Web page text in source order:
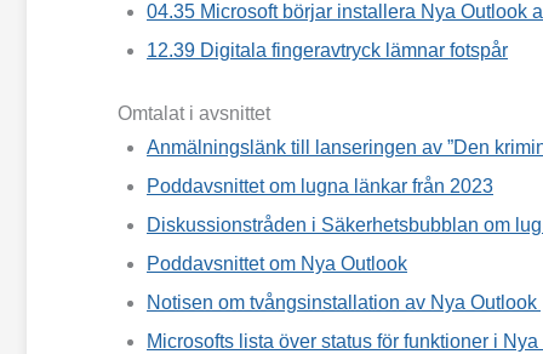
04.35 Microsoft börjar installera Nya Outlook
12.39 Digitala fingeravtryck lämnar fotspår
Omtalat i avsnittet
Anmälningslänk till lanseringen av ”Den
Poddavsnittet om lugna länkar från 2023
Diskussionstråden i Säkerhetsbubblan om
Poddavsnittet om Nya Outlook
Notisen om tvångsinstallation av Nya
Microsofts lista över status för funktioner i